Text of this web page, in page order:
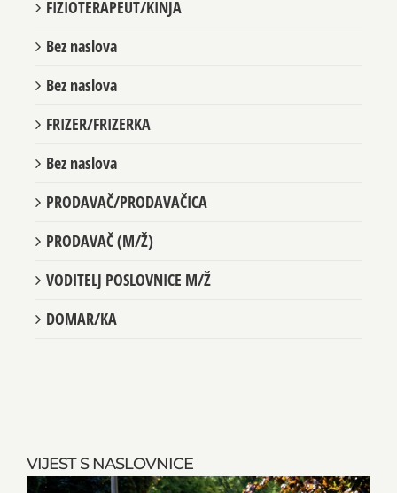
VIJEST S NASLOVNICE
FIZIOTERAPEUT/KINJA
PRODAVAČ (M/Ž)
VODITELJ POSLOVNICE M/Ž